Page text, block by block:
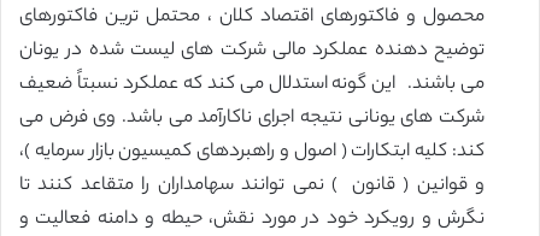
محصول و فاکتورهای اقتصاد کلان ، محتمل ترین فاکتورهای
توضیح دهنده عملکرد مالی شرکت های لیست شده در یونان
می باشند. این گونه استدلال می کند که عملکرد نسبتاً ضعیف
شرکت های یونانی نتیجه اجرای ناکارآمد می باشد. وی فرض می
کند: کلیه ابتکارات ( اصول و راهبردهای کمیسیون بازار سرمایه )،
و قوانین ( قانون ) نمی توانند سهامداران را متقاعد کنند تا
نگرش و رویکرد خود در مورد نقش، حیطه و دامنه فعالیت و